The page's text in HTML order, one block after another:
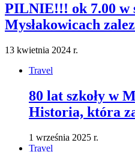
PILNIE!!! ok 7.00 w
Mysłakowicach
13 kwietnia 2024 r.
Travel
80 lat szkoły w
Historia, która
1 września 2025 r.
Travel